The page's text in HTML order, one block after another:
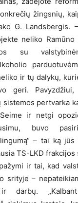
žingsnių,
G. Landsbergis.
neliko Ramūno
su
ir tų dalykų,
geri.
sistemos pertvarka
ir netgi
buvo
– tai ką
TS-LKD frakcijos
ir tai, kad
srityje –
ir darbų.